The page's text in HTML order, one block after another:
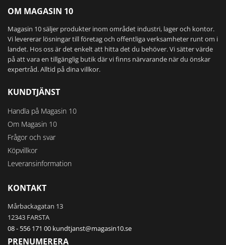
OM MAGASIN 10
Magasin 10 säljer produkter inom området industri, lager och kontor.
Vi levererar lösningar till företag och offentliga verksamheter runt om i
landet. Hos oss är det enkelt att hitta det du behöver. Vi sätter värde
på att vara en tillgänglig butik där vi finns närvarande när du önskar
expertråd. Alltid på dina villkor.
KUNDTJÄNST
Handla på Magasin 10
Om Magasin 10
Frågor och svar
Köpvillkor
Leveransinformation
KONTAKT
Mårbackagatan 13
12343 FARSTA
08 - 556 171 00 kundtjanst@magasin10.se
PRENUMERERA